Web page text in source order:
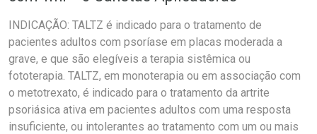
INDICAÇÃO: TALTZ é indicado para o tratamento de
pacientes adultos com psoríase em placas moderada a
grave, e que são elegíveis a terapia sistêmica ou
fototerapia. TALTZ, em monoterapia ou em associação com
o metotrexato, é indicado para o tratamento da artrite
psoriásica ativa em pacientes adultos com uma resposta
insuficiente, ou intolerantes ao tratamento com um ou mais